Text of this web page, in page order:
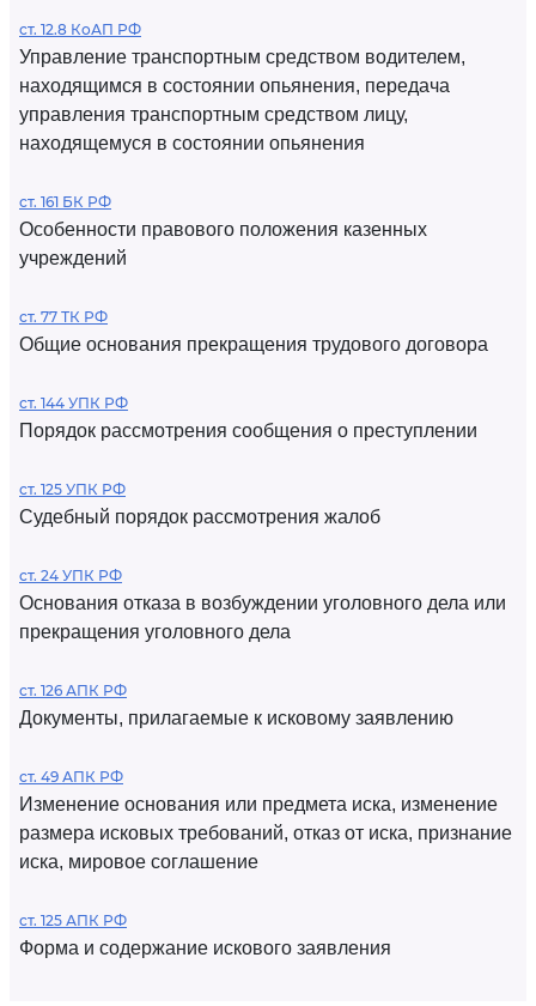
ст. 12.8 КоАП РФ
Управление транспортным средством водителем,
находящимся в состоянии опьянения, передача
управления транспортным средством лицу,
находящемуся в состоянии опьянения
ст. 161 БК РФ
Особенности правового положения казенных
учреждений
ст. 77 ТК РФ
Общие основания прекращения трудового договора
ст. 144 УПК РФ
Порядок рассмотрения сообщения о преступлении
ст. 125 УПК РФ
Судебный порядок рассмотрения жалоб
ст. 24 УПК РФ
Основания отказа в возбуждении уголовного дела или
прекращения уголовного дела
ст. 126 АПК РФ
Документы, прилагаемые к исковому заявлению
ст. 49 АПК РФ
Изменение основания или предмета иска, изменение
размера исковых требований, отказ от иска, признание
иска, мировое соглашение
ст. 125 АПК РФ
Форма и содержание искового заявления